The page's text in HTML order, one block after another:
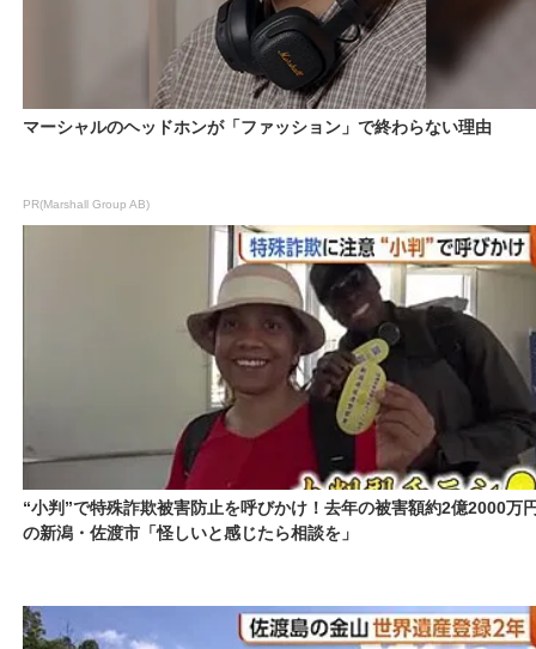
マーシャルのヘッドホンが「ファッション」で終わらない理由
PR(Marshall Group AB)
“小判”で特殊詐欺被害防止を呼びかけ！去年の被害額約2億2000万
の新潟・佐渡市「怪しいと感じたら相談を」